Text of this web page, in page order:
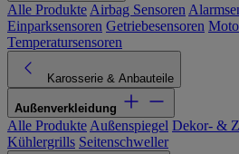
Alle Produkte Airbag Sensoren
Einparksensoren Getriebesensoren
Temperatursensoren
Karosserie & Anbauteile
Außenverkleidung
Alle Produkte Außenspiegel Dekor- &
Kühlergrills Seitenschweller